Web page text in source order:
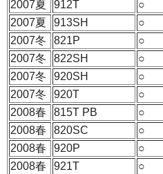
2007夏 912T ○
2007夏
913SH ○
2007冬
821P ○
2007冬
822SH ○
2007冬
920SH ○
2007冬
920T ○
2008春
815T PB ○
2008春
820SC ○
2008春
920P ○
2008春
921T ○